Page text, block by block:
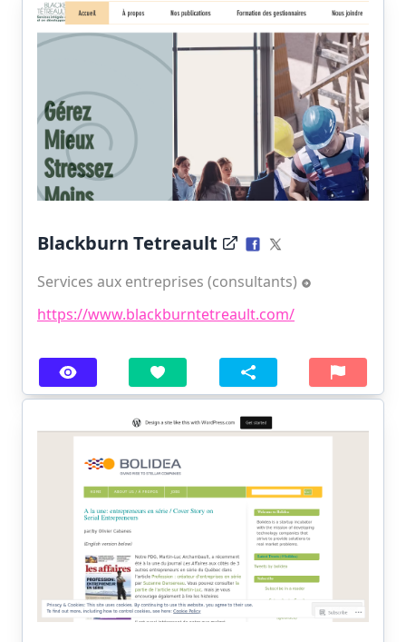
Blackburn Tetreault
Services aux entreprises (consultants)
https://www.blackburntetreault.com/